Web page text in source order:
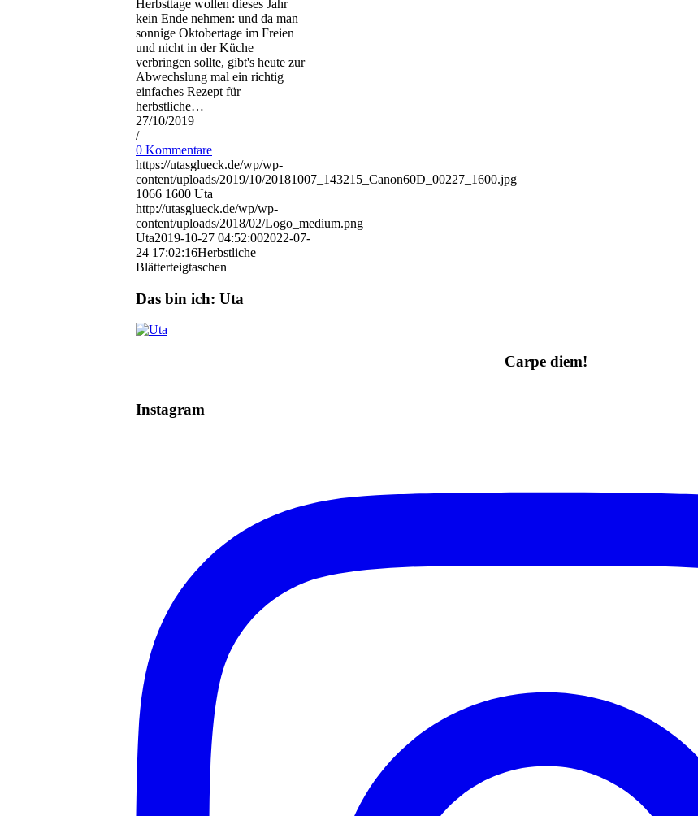
Herbsttage wollen dieses Jahr
kein Ende nehmen: und da man
sonnige Oktobertage im Freien
und nicht in der Küche
verbringen sollte, gibt's heute zur
Abwechslung mal ein richtig
einfaches Rezept für
herbstliche…
27/10/2019
/
0 Kommentare
https://utasglueck.de/wp/wp-
content/uploads/2019/10/20181007_143215_Canon60D_00227_1600.jpg
1066 1600 Uta
http://utasglueck.de/wp/wp-
content/uploads/2018/02/Logo_medium.png
Uta2019-10-27 04:52:002022-07-
24 17:02:16Herbstliche
Blätterteigtaschen
Das bin ich: Uta
Carpe diem!
Instagram